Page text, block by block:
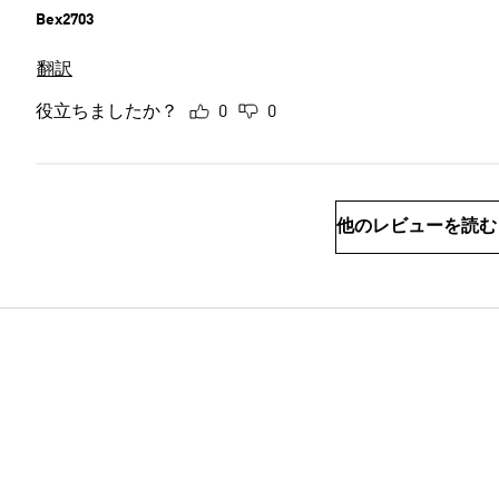
Bex2703
翻訳
役立ちましたか？ 0 0
他のレビューを読む